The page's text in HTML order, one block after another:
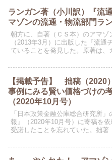
ランガン著（小川訳）『流
マゾンの流通・物流部門ラ
朝方に、自著（ＣＳ本）のアマ
（2013年3月）に出版した『流
ていることを発見した。原著は、
【掲載予告】 拙稿（2020
事例にみる賢い価格づけの
（2020年10月号）
「日本政策金融公庫総合研究所
報』（2020年10月号）に寄稿を
受諾したことを忘れていた。拙著